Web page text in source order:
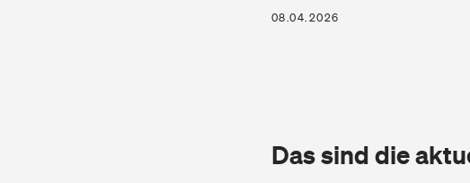
08.04.2026
Das sind die